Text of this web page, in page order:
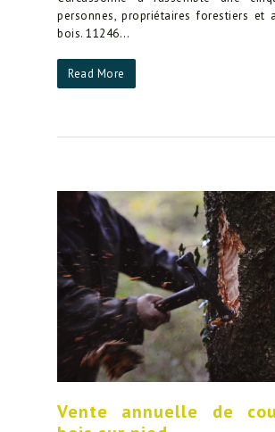
personnes, propriétaires forestiers et
bois. 11246…
Read More
Vente annuelle de